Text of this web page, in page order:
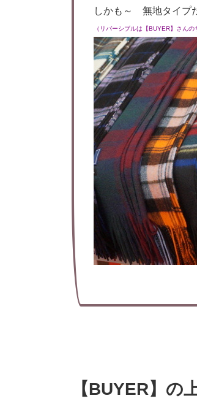
しかも～ 無地タイプ
（リバーシブルは【BUYER】さんの
【BUYER】の